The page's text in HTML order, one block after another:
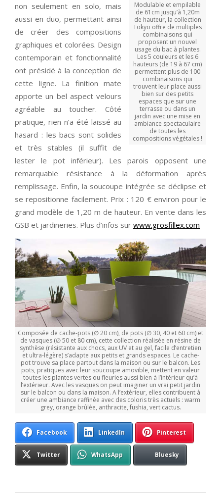
Modulable et empilable
de 61cm jusqu’à 1,20m
de hauteur, la collection
Tokyo offre de multiples
combinaisons qui
proposent un nouvel
usage du bac à plantes.
Les 5 couleurs et les 6
hauteurs (de 19 à 67 cm)
permettent plus de 100
combinaisons qui
trouvent leur place aussi
bien sur des petits
espaces que sur une
terrasse ou dans un
jardin avec une mise en
ambiance spectaculaire
de toutes les
compositions végétales !
non seulement en solo, mais
aussi en duo, permettant ainsi
de créer des compositions
graphiques et colorées. Design
contemporain et fonctionnalité
ont présidé à la conception de
cette ligne. La finition mate
apporte un bel aspect velours
agréable au toucher. Côté
pratique, rien n’a été laissé au
hasard : les bacs sont solides
et très stables (il suffit de
lester le pot inférieur). Les parois opposent une
remarquable résistance à la déformation après
remplissage. Enfin, la soucoupe intégrée se déclipse et
se repositionne facilement. Prix : 120 € environ pour le
grand modèle de 1,20 m de hauteur. En vente dans les
GSB et jardineries. Plus d’infos sur www.grosfillex.com
Composée de cache-pots (∅ 20 cm), de pots (∅ 30, 40 et 60 cm) et
de vasques (∅ 50 et 80 cm), cette collection réalisée en résine de
synthèse (résistante aux chocs, aux UV et au gel, facile d’entretien
et ultra-légère) s’adapte aux petits et grands espaces. Le cache-
pot trouve sa place partout dans la maison ou sur le balcon. Les
pots, pratiques avec leur soucoupe amovible, mettent en valeur
toutes les plantes vertes ou fleuries aussi bien à l’intérieur qu’à
l’extérieur. Avec les vasques on peut imaginer un vrai petit jardin
sur le balcon ou dans la maison. A l’extérieur, elles contribuent à
créer une ambiance raffinée avec des coloris très actuels : warm
grey, orange brûlée, anthracite, fushia, vert cactus.
Facebook LinkedIn Pinterest
Twitter WhatsApp Bluesky